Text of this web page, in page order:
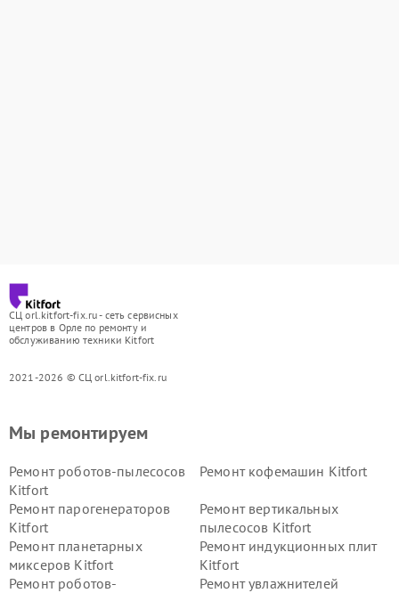
СЦ orl.kitfort-fix.ru - сеть сервисных
центров в Орле по ремонту и
обслуживанию техники Kitfort
2021-2026 © СЦ orl.kitfort-fix.ru
Мы ремонтируем
Ремонт роботов-пылесосов
Kitfort
Ремонт кофемашин Kitfort
Ремонт парогенераторов
Kitfort
Ремонт вертикальных
пылесосов Kitfort
Ремонт планетарных
миксеров Kitfort
Ремонт индукционных плит
Kitfort
Ремонт роботов-
Ремонт увлажнителей